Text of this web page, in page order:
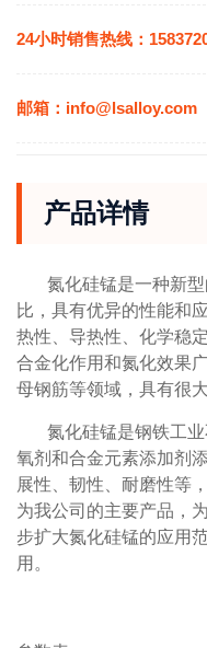
24小时销售热线：
邮箱：info@lsalloy.com
产品详情
氮化硅锰是一种新型
比，具有优异的性能和
热性、导热性、化学稳
合金化作用和氮化效果
母钢筋等领域，具有很
氮化硅锰是钢铁工业
氧剂和合金元素添加剂
展性、韧性、耐磨性等
为我公司的主要产品，
步扩大氮化硅锰的应用
用。